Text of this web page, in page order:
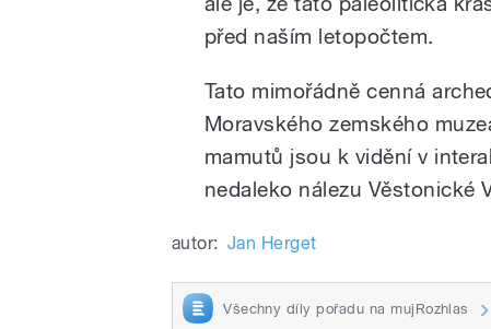
před naším letopočtem.
Tato mimořádně cenná
Moravského zemského
mamutů jsou k vidění v
nedaleko nálezu Věstonické
autor: Jan Herget
Všechny díly pořadu na mujRozhlas